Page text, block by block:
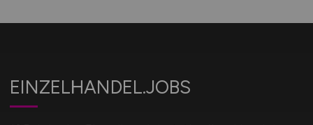
EINZELHANDEL.JOBS